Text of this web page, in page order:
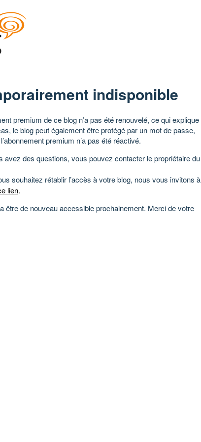
indisponible
premium de ce blog n’a pas été renouvelé, ce qui explique
le blog peut également être protégé par un mot de passe,
premium n’a pas été réactivé.
avez des questions, vous pouvez contacter le propriétaire du
souhaitez rétablir l’accès à votre blog, nous vous invitons à
lien.
être de nouveau accessible prochainement. Merci de votre